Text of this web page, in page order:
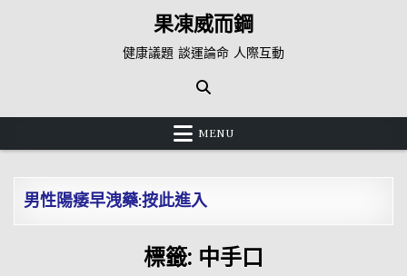
果凍威而鋼
健康議題 談運論命 人際互動
MENU
男性陽痿早洩藥:按此進入
標籤: 中手口